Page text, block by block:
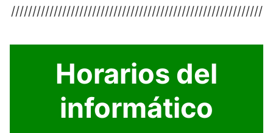
///////////////////////////////////////////////////////////
Horarios del
informático